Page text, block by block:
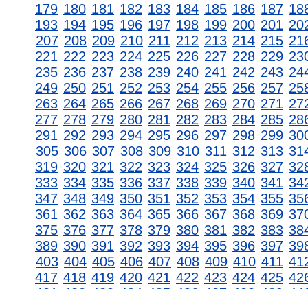
179 180 181 182 183 184 185 186 187
193 194 195 196 197 198 199 200 201
207 208 209 210 211 212 213 214 215
221 222 223 224 225 226 227 228 229
235 236 237 238 239 240 241 242 243
249 250 251 252 253 254 255 256 257
263 264 265 266 267 268 269 270 271
277 278 279 280 281 282 283 284 285
291 292 293 294 295 296 297 298 299
305 306 307 308 309 310 311 312 313
319 320 321 322 323 324 325 326 327
333 334 335 336 337 338 339 340 341
347 348 349 350 351 352 353 354 355
361 362 363 364 365 366 367 368 369
375 376 377 378 379 380 381 382 383
389 390 391 392 393 394 395 396 397
403 404 405 406 407 408 409 410 411
417 418 419 420 421 422 423 424 425